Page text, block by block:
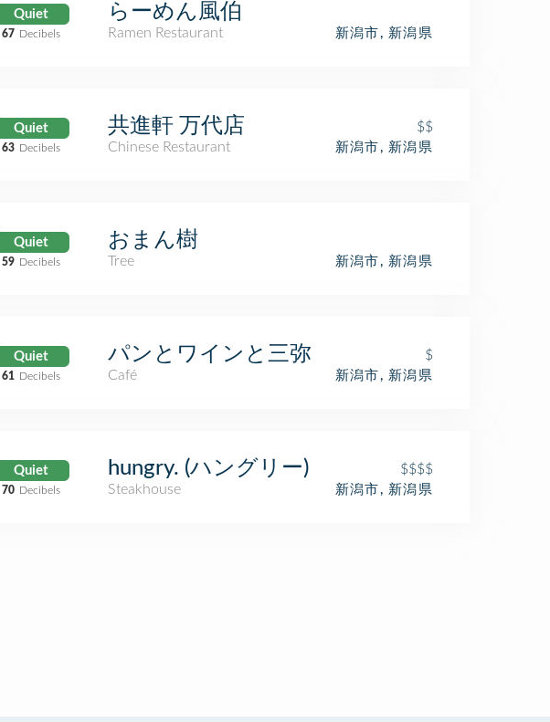
Quiet
67 Decibels
らーめん風伯
Ramen Restaurant 新潟市, 新潟県
Quiet
63 Decibels
共進軒 万代店
$$
Chinese Restaurant
新潟市, 新潟県
Quiet
59 Decibels
おまん樹
Tree 新潟市, 新潟県
Quiet
61 Decibels
パンとワインと三弥
$
Café
新潟市, 新潟県
Quiet
70 Decibels
hungry. (ハングリー)
$$$$
Steakhouse
新潟市, 新潟県